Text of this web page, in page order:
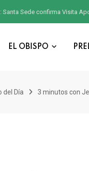
Santa Sede confirma Visita
EL OBISPO
del Día 3 minutos con